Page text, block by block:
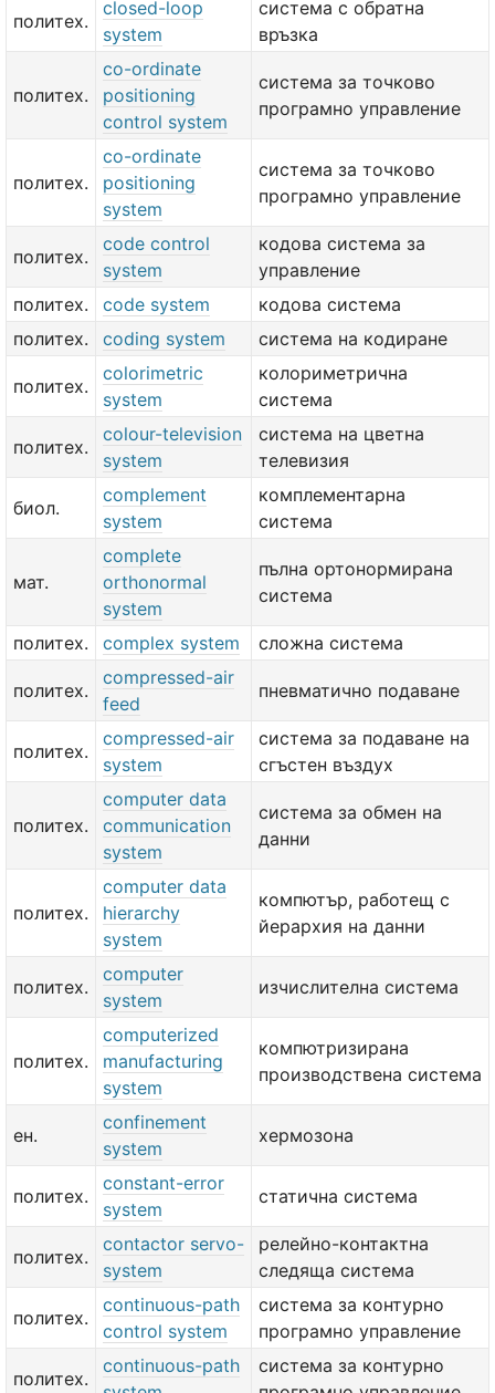
политех.
closed-loop
system
система с обратна
връзка
политех.
co-ordinate
positioning
control system
система за точково
програмно управление
политех.
co-ordinate
positioning
system
система за точково
програмно управление
политех.
code control
system
кодова система за
управление
политех.
code system
кодова система
политех.
coding system система на кодиране
политех.
colorimetric
system
колориметрична
система
политех.
colour-television
system
система на цветна
телевизия
биол.
complement
system
комплементарна
система
мат.
complete
orthonormal
system
пълна ортонормирана
система
политех. complex system сложна система
политех.
compressed-air
feed
пневматично подаване
политех.
compressed-air
system
система за подаване на
сгъстен въздух
политех.
computer data
communication
system
система за обмен на
данни
политех.
computer data
hierarchy
system
компютър, работещ с
йерархия на данни
политех.
computer
system
изчислителна система
политех.
computerized
manufacturing
system
компютризирана
производствена система
ен.
confinement
system
хермозона
политех.
constant-error
system
статична система
политех.
contactor servo-
system
релейно-контактна
следяща система
политех.
continuous-path
control system
система за контурно
програмно управление
политех.
continuous-path
система за контурно